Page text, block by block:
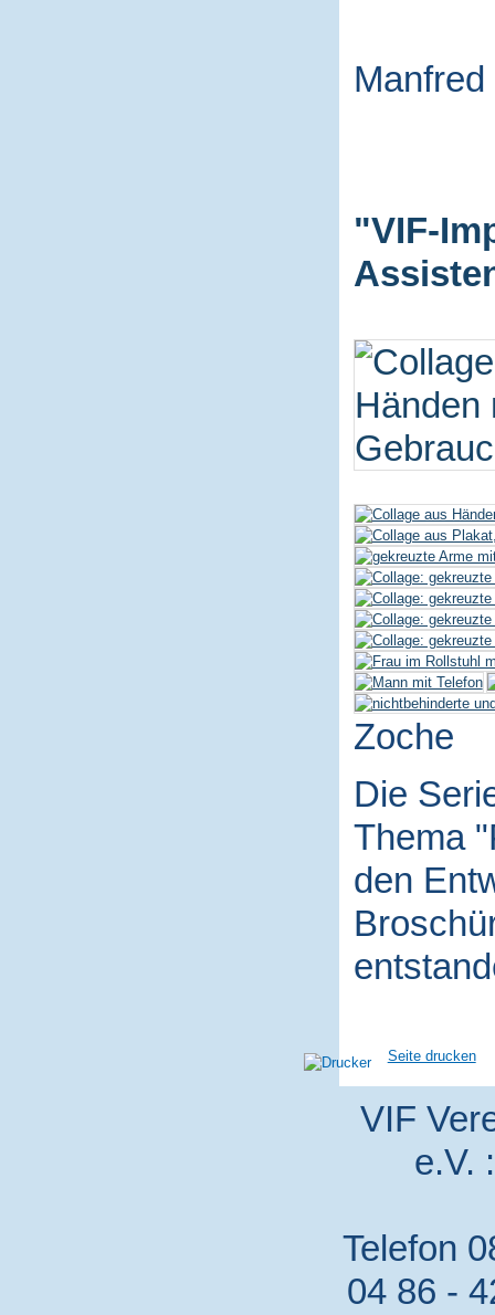
"VIF-
Zoche
Die
Thema
den
Seite drucken
VIF
e.V.
Telefon
04 86 -